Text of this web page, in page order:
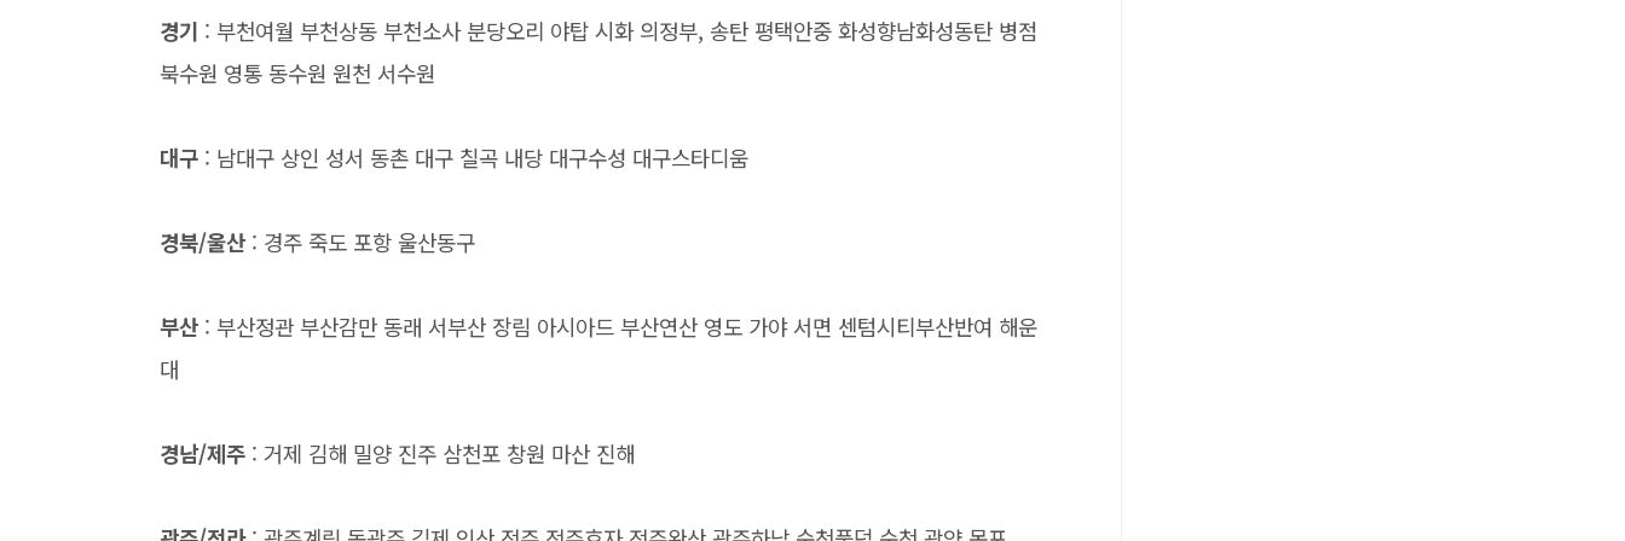
경기 : 부천여월 부천상동 부천소사 분당오리 야탑 시화 의정부, 송탄 평택안중 화성향남화성동탄 병점
북수원 영통 동수원 원천 서수원
대구 : 남대구 상인 성서 동촌 대구 칠곡 내당 대구수성 대구스타디움
경북/울산 : 경주 죽도 포항 울산동구
부산 : 부산정관 부산감만 동래 서부산 장림 아시아드 부산연산 영도 가야 서면 센텀시티부산반여 해운
대
경남/제주 : 거제 김해 밀양 진주 삼천포 창원 마산 진해